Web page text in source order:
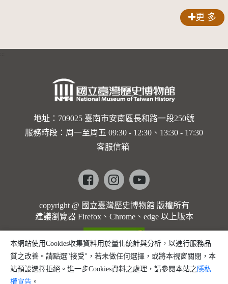
樹種原圖
更 多
地址：709025 臺南市安南區長和路一段250號
服務時段：周一至周五 09:30 - 12:30、13:30 - 17:30
客服信箱
Facebookinstagramyoutube
copyright @ 國立臺灣歷史博物館 版權所有
建議瀏覽器 Firefox、Chrome、edge 以上版本
本網站使用Cookies收集資料用於量化統計與分析，以進行服務品
質之改善。請點選"接受"，若未做任何選擇，或將本視窗關閉，本
站預設選擇拒絕。進一步Cookies資料之處理，請參閱本站之 隱私
權宣告 。